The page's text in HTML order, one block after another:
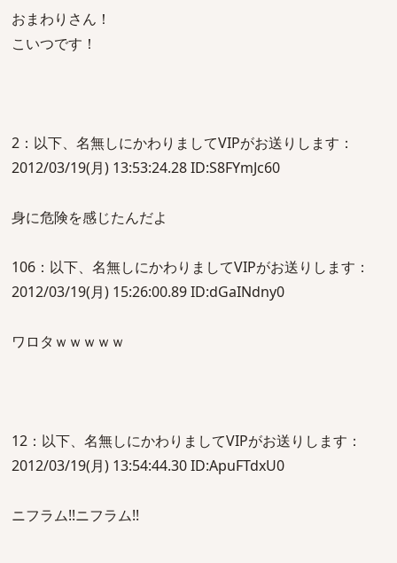
おまわりさん！
こいつです！
2：以下、名無しにかわりましてVIPがお送りします：
2012/03/19(月) 13:53:24.28 ID:S8FYmJc60
身に危険を感じたんだよ
106：以下、名無しにかわりましてVIPがお送りします：
2012/03/19(月) 15:26:00.89 ID:dGaINdny0
ワロタｗｗｗｗｗ
12：以下、名無しにかわりましてVIPがお送りします：
2012/03/19(月) 13:54:44.30 ID:ApuFTdxU0
ニフラム!!ニフラム!!